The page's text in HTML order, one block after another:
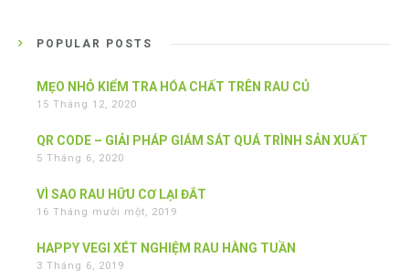
POPULAR POSTS
MẸO NHỎ KIỂM TRA HÓA CHẤT TRÊN RAU CỦ
15 Tháng 12, 2020
QR CODE – GIẢI PHÁP GIÁM SÁT QUÁ TRÌNH SẢN XUẤT
5 Tháng 6, 2020
VÌ SAO RAU HỮU CƠ LẠI ĐẮT
16 Tháng mười một, 2019
HAPPY VEGI XÉT NGHIỆM RAU HÀNG TUẦN
3 Tháng 6, 2019